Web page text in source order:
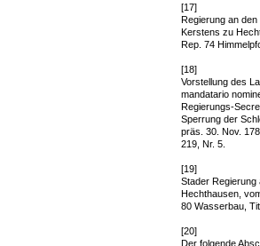
[17]
Regierung an
Kerstens zu
Rep. 74
[18]
Vorstellung des
mandatario
Regierungs-
Sperrung der
präs. 30. Nov.
219, Nr. 5.
[19]
Stader
Hechthausen,
80 Wasserbau,
[20]
Der folgende